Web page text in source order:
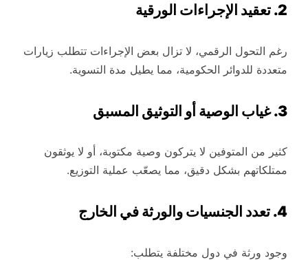
2. تعقيد الإجراءات الورقية
رغم التحول الرقمي، لا تزال بعض الإجراءات تتطلب زيارات
متعددة للدوائر الحكومية، مما يطيل مدة التسوية.
3. غياب الوصية أو التوثيق المسبق
كثير من المتوفين لا يتركون وصية مكتوبة، أو لا يوثقون
ممتلكاتهم بشكل دقيق، مما يصعّب عملية التوزيع.
4. تعدد الجنسيات والورثة في الخارج
وجود ورثة في دول مختلفة يتطلب: